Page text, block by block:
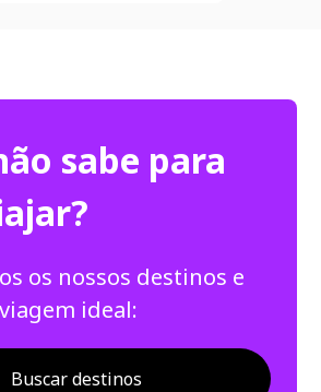
sabe para
os nossos destinos e
ideal:
Buscar destinos